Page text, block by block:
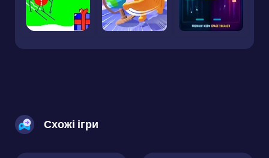
Схожі ігри